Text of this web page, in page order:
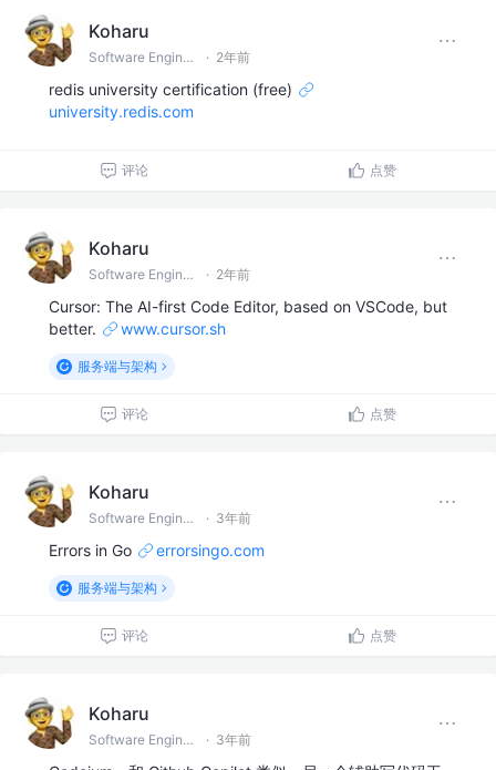
Koharu
Software Engineer · 2年前
redis university certification (free)
university.redis.com
评论 点赞
Koharu
Software Engineer · 2年前
Cursor: The AI-first Code Editor, based on VSCode, but
better.
www.cursor.sh
服务端与架构
评论 点赞
Koharu
Software Engineer · 3年前
Errors in Go errorsingo.com
服务端与架构
评论 点赞
Koharu
Software Engineer · 3年前